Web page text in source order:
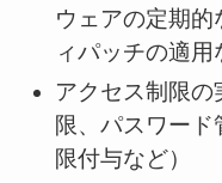
ウェアの定期
ィパッチの適用
アクセス制限の
限、パスワー
限付与など）